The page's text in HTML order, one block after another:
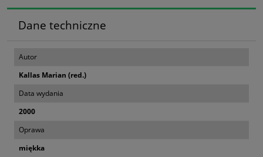
Dane techniczne
Autor
Kallas Marian (red.)
Data wydania
2000
Oprawa
miękka